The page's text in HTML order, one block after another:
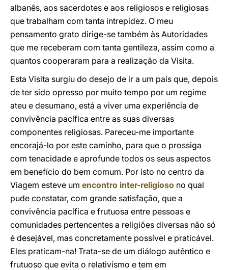
albanês, aos sacerdotes e aos religiosos e religiosas
que trabalham com tanta intrepidez. O meu
pensamento grato dirige-se também às Autoridades
que me receberam com tanta gentileza, assim como a
quantos cooperaram para a realização da Visita.
Esta Visita surgiu do desejo de ir a um país que, depois
de ter sido opresso por muito tempo por um regime
ateu e desumano, está a viver uma experiência de
convivência pacífica entre as suas diversas
componentes religiosas. Pareceu-me importante
encorajá-lo por este caminho, para que o prossiga
com tenacidade e aprofunde todos os seus aspectos
em benefício do bem comum. Por isto no centro da
Viagem esteve um encontro inter-religioso no qual
pude constatar, com grande satisfação, que a
convivência pacífica e frutuosa entre pessoas e
comunidades pertencentes a religiões diversas não só
é desejável, mas concretamente possível e praticável.
Eles praticam-na! Trata-se de um diálogo autêntico e
frutuoso que evita o relativismo e tem em